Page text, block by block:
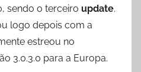
sendo o terceiro update.
logo depois com a
estreou no
3.0.3.0 para a Europa.